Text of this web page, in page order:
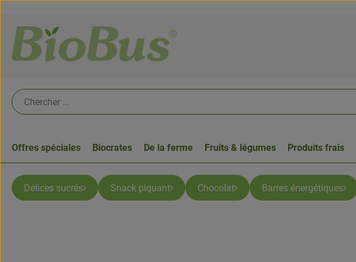
Offres spéciales Biocrates De la ferme Fruits & légumes Produits frais
Délices sucrés Snack piquant Chocolat Barres énergétiques